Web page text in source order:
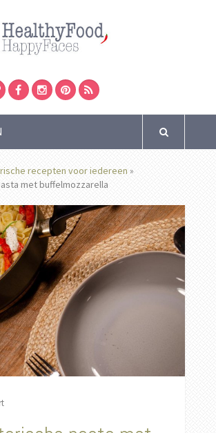
recepten voor iedereen »
met buffelmozzarella